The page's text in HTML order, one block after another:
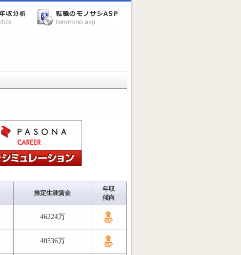
推定生涯賃金
年収
傾向
46224万
40536万